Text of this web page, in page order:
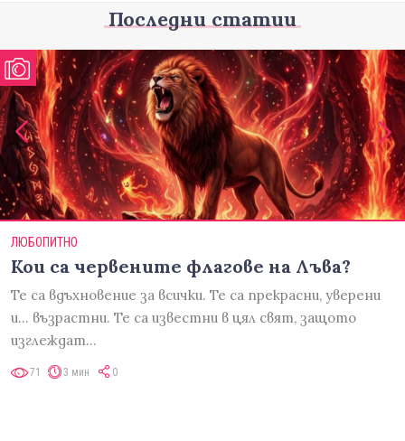
Последни статии
ЛЮБОПИТНО
Кои са червените флагове на Лъва?
Те са вдъхновение за всички. Те са прекрасни, уверени
и... възрастни. Те са известни в цял свят, защото
изглеждат…
71 3 мин 0